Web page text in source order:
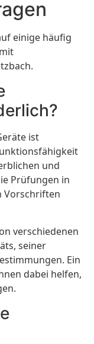
einige häufig
ist
und
Prüfungen in
Vorschriften
verschiedenen
seiner
Ein
dabei helfen,